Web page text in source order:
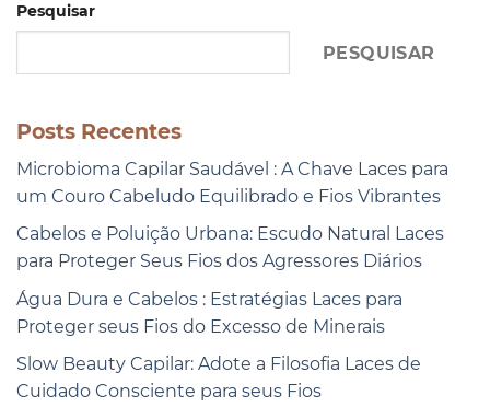
Pesquisar
PESQUISAR
Posts Recentes
Microbioma Capilar Saudável : A Chave Laces para
um Couro Cabeludo Equilibrado e Fios Vibrantes
Cabelos e Poluição Urbana: Escudo Natural Laces
para Proteger Seus Fios dos Agressores Diários
Água Dura e Cabelos : Estratégias Laces para
Proteger seus Fios do Excesso de Minerais
Slow Beauty Capilar: Adote a Filosofia Laces de
Cuidado Consciente para seus Fios